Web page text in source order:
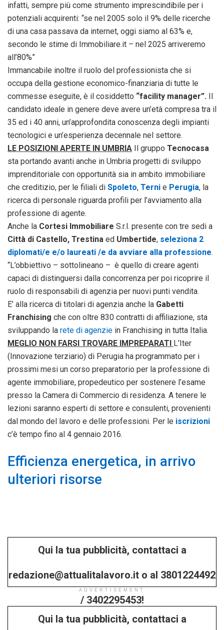
infatti, sempre più come strumento imprescindibile per i
potenziali acquirenti: “se nel 2005 solo il 9% delle ricerche
di una casa passava da internet, oggi siamo al 63% e,
secondo le stime di Immobiliare.it – nel 2025 arriveremo
all’80%”
Immancabile inoltre il ruolo del professionista che si
occupa della gestione economico-finanziaria di tutte le
commesse eseguite, è il cosiddetto “facility manager”. Il
candidato ideale in genere deve avere un’età compresa tra il
35 ed i 40 anni, un’approfondita conoscenza degli impianti
tecnologici e un’esperienza decennale nel settore.
LE POSIZIONI APERTE IN UMBRIA Il gruppo Tecnocasa
sta portando avanti anche in Umbria progetti di sviluppo
imprenditoriale con opportunità sia in ambito immobiliare
che creditizio, per le filiali di Spoleto, Terni e Perugia, la
ricerca di personale riguarda profili per l’avviamento alla
professione di agente.
Anche la Cortesi Immobiliare S.r.l. presente con tre sedi a
Città di Castello, Trestina ed Umbertide, seleziona 2
diplomati/e e/o laureati /e da avviare alla professione.
“L’obbiettivo – sottolineano – è quello di creare agenti
capaci di distinguersi dalla concorrenza per poi ricoprire il
ruolo di responsabili di agenzia per nuovi punti vendita.
E’ alla ricerca di titolari di agenzia anche la Gabetti
Franchising che con oltre 830 contratti di affiliazione, sta
sviluppando la rete di agenzie in Franchising in tutta Italia.
MEGLIO NON FARSI TROVARE IMPREPARATI L’Iter
(Innovazione terziario) di Perugia ha programmato per i
prossimi mesi un corso preparatorio per la professione di
agente immobiliare, propedeutico per sostenere l’esame
presso la Camera di Commercio di residenza. A tenere le
lezioni saranno esperti di settore e consulenti, provenienti
dal mondo del lavoro e delle professioni. Per le iscrizioni
c’è tempo fino al 4 gennaio 2016.
Efficienza energetica, in arrivo
ulteriori risorse
Qui la tua pubblicità, contattaci a
redazione@attualitalavoro.it o al 3801224492
/ 3402295453!
ADVERTISEMENT
Qui la tua pubblicità, contattaci a